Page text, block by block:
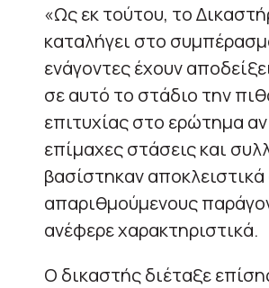
«Ως εκ τούτου, το
καταλήγει στο
ενάγοντες έχουν
σε αυτό το στάδιο την
επιτυχίας στο ερώτημα αν
επίμαχες στάσεις και
βασίστηκαν
απαριθμούμενους
ανέφερε χαρακτηριστικά.
Ο δικαστής διέταξε